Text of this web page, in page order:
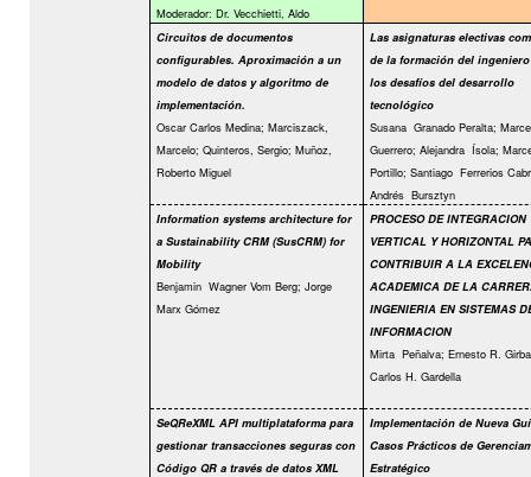
Moderador: Dr. Vecchietti, Aldo
Circuitos de documentos
configurables. Aproximación a un
modelo de datos y algoritmo de
implementación.
Oscar Carlos Medina; Marciszack,
Marcelo; Quinteros, Sergio; Muñoz,
Roberto Miguel
Las asignaturas electivas
de la formación del ingeniero
los desafíos del desarrollo
tecnológico
Susana Granado Peralta;
Guerrero; Alejandra Ísola;
Portillo; Santiago Ferrerios
Andrés Bursztyn
Information systems architecture for
a Sustainability CRM (SusCRM) for
Mobility
Benjamin Wagner Vom Berg; Jorge
Marx Gómez
PROCESO DE INTEGRACION
VERTICAL Y HORIZONTAL
CONTRIBUIR A LA
ACADEMICA DE LA
INGENIERIA EN SISTEMAS
INFORMACION
Mirta Peñalva; Ernesto R.
Carlos H. Gardella
SeQReXML API multiplataforma para
gestionar transacciones seguras con
Código QR a través de datos XML
Implementación de Nueva
Casos Prácticos de
Estratégico